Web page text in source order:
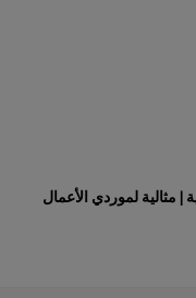
| مثالية لموردي الأعمال